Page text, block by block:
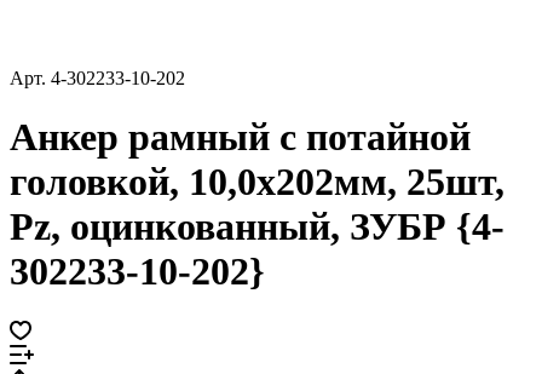
Арт. 4-302233-10-202
Анкер рамный с потайной
головкой, 10,0х202мм, 25шт,
Pz, оцинкованный, ЗУБР {4-
302233-10-202}